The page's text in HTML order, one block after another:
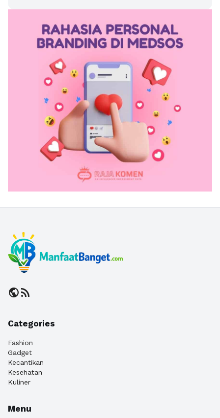
publicrss_feed
Categories
Fashion
Gadget
Kecantikan
Kesehatan
Kuliner
Menu